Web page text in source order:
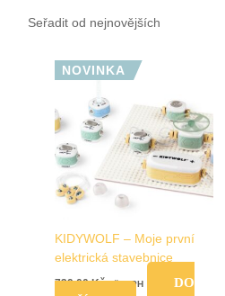
NOVINKA
KIDYWOLF – Moje první
elektrická stavebnice
739,00Kč vč. DPH
DO